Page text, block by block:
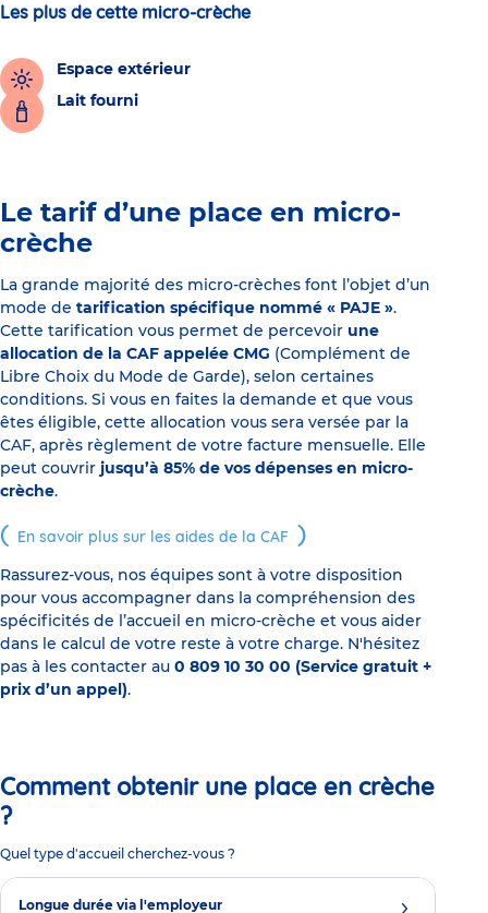
Les plus de cette micro-crèche
Espace extérieur
Lait fourni
Le tarif d’une place en micro-
crèche
La grande majorité des micro-crèches font l’objet d’un
mode de tarification spécifique nommé « PAJE ».
Cette tarification vous permet de percevoir une
allocation de la CAF appelée CMG (Complément de
Libre Choix du Mode de Garde), selon certaines
conditions. Si vous en faites la demande et que vous
êtes éligible, cette allocation vous sera versée par la
CAF, après règlement de votre facture mensuelle. Elle
peut couvrir jusqu’à 85% de vos dépenses en micro-
crèche.
En savoir plus sur les aides de la CAF
Rassurez-vous, nos équipes sont à votre disposition
pour vous accompagner dans la compréhension des
spécificités de l’accueil en micro-crèche et vous aider
dans le calcul de votre reste à votre charge. N'hésitez
pas à les contacter au 0 809 10 30 00 (Service gratuit +
prix d’un appel).
Comment obtenir une place en crèche
?
Quel type d'accueil cherchez-vous ?
Longue durée via l'employeur